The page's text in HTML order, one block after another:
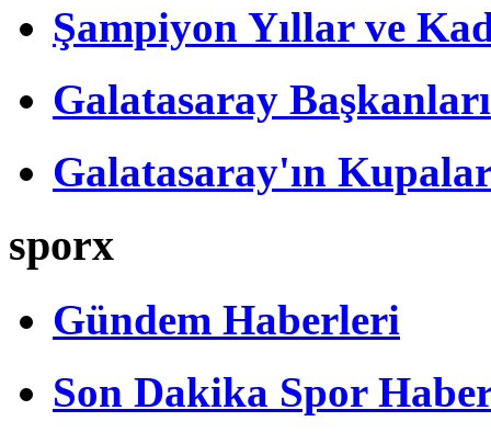
Şampiyon Yıllar ve
Galatasaray Başkanları
Galatasaray'ın
sporx
Gündem Haberleri
Son Dakika Spor